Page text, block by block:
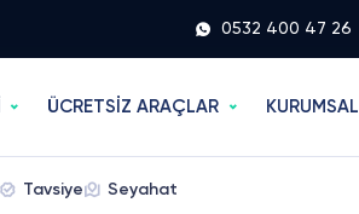
0532 400 47 26
ÜCRETSİZ ARAÇLAR KURUMSAL
Tavsiye Seyahat